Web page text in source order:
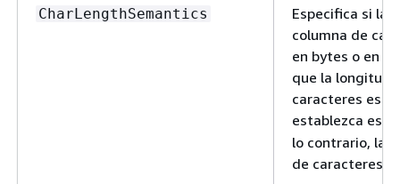
CharLengthSemantics
Especifica si la
columna de
en bytes o en
que la longitud
caracteres está
establezca
lo contrario, la
de caracteres